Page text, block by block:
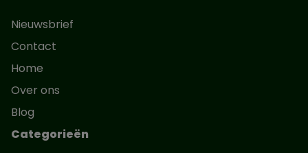
Nieuwsbrief
Contact
Home
Over ons
Blog
Categorieën